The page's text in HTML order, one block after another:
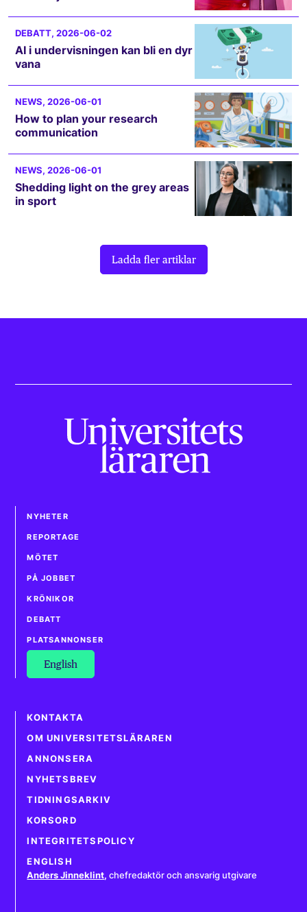
DEBATT, 2026-06-02
AI i undervisningen kan bli en dyr
vana
NEWS, 2026-06-01
How to plan your research
communication
NEWS, 2026-06-01
Shedding light on the grey areas
in sport
Ladda fler artiklar
NYHETER
REPORTAGE
MÖTET
PÅ JOBBET
KRÖNIKOR
DEBATT
PLATSANNONSER
English
KONTAKTA
OM UNIVERSITETSLÄRAREN
ANNONSERA
NYHETSBREV
TIDNINGSARKIV
KORSORD
INTEGRITETSPOLICY
ENGLISH
Anders Jinneklint, chefredaktör och ansvarig utgivare